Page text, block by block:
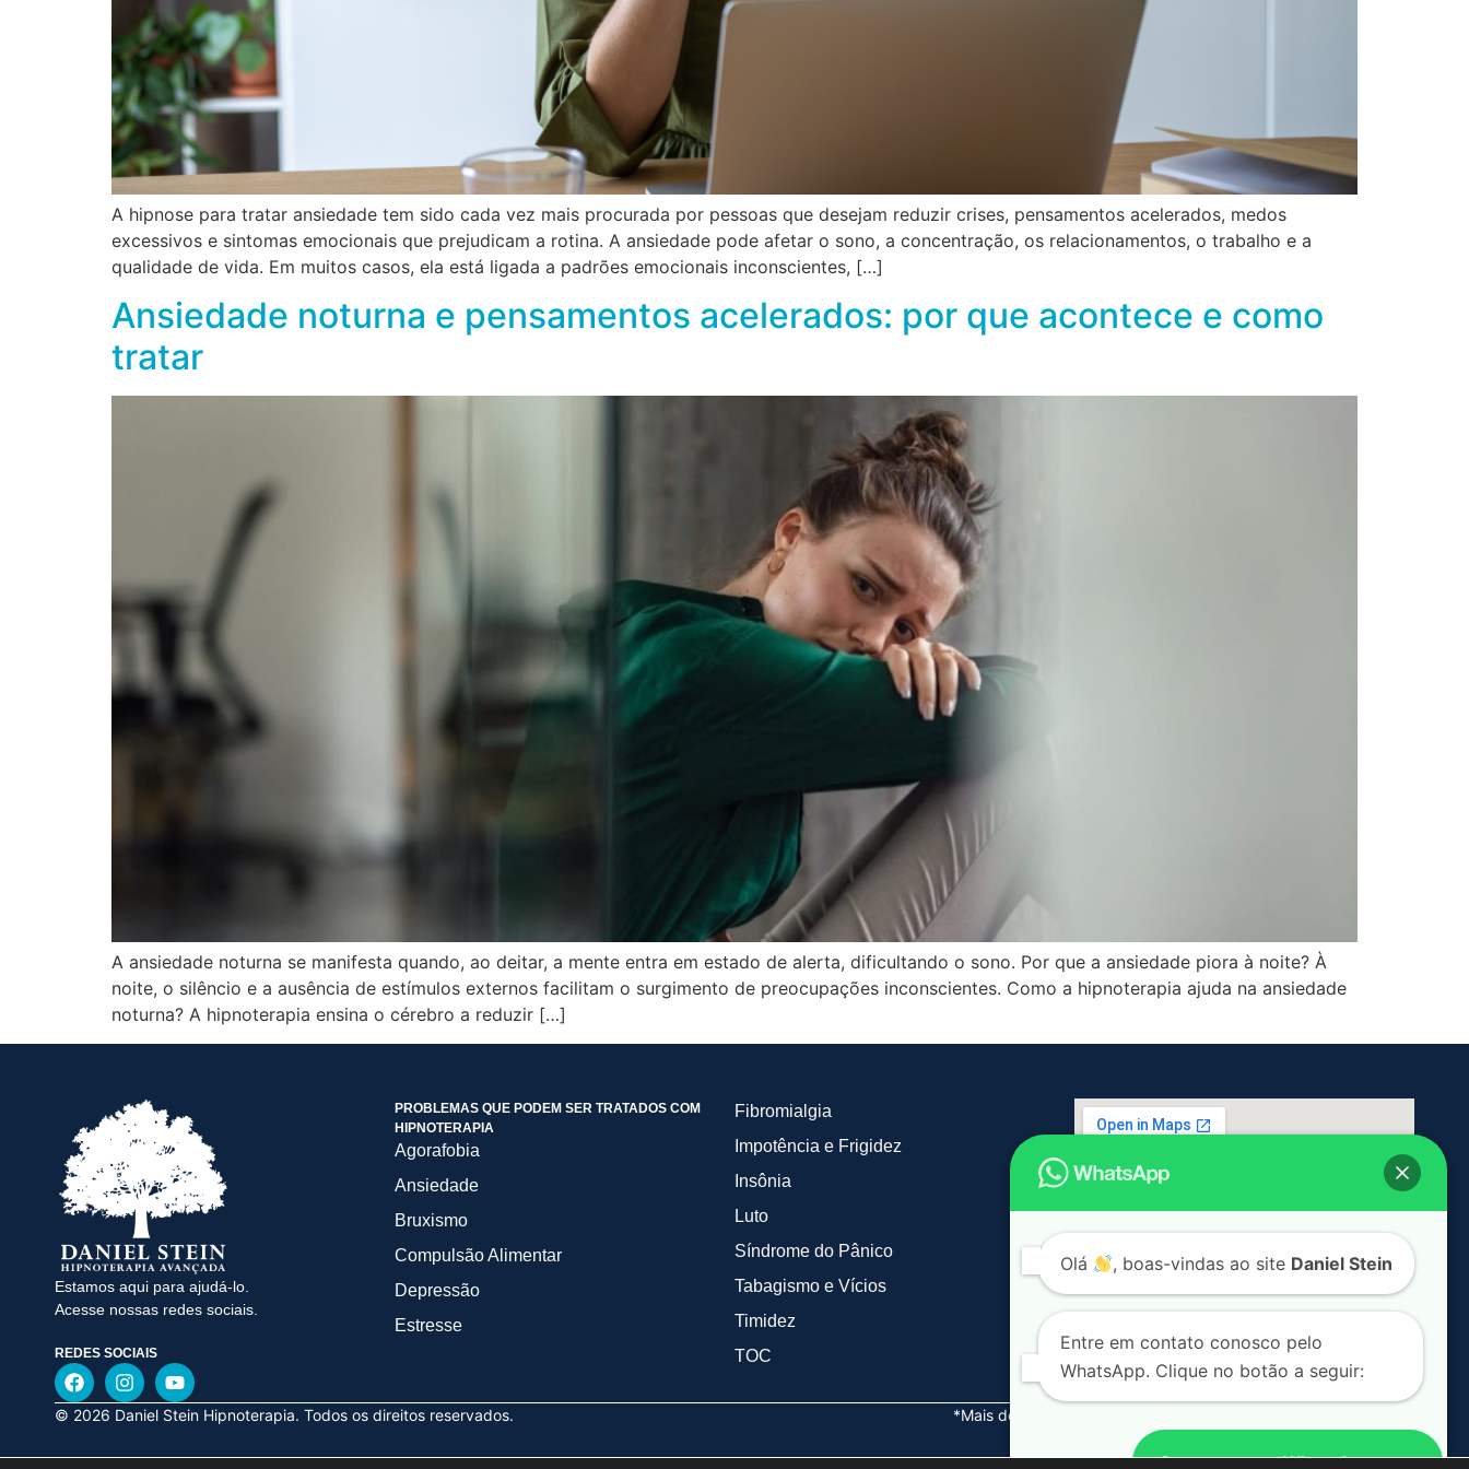
A hipnose para tratar ansiedade tem sido cada vez mais procurada por pessoas que desejam reduzir crises, pensamentos acelerados, medos
excessivos e sintomas emocionais que prejudicam a rotina. A ansiedade pode afetar o sono, a concentração, os relacionamentos, o trabalho e a
qualidade de vida. Em muitos casos, ela está ligada a padrões emocionais inconscientes, […]
Ansiedade noturna e pensamentos acelerados: por que acontece e como
tratar
A ansiedade noturna se manifesta quando, ao deitar, a mente entra em estado de alerta, dificultando o sono. Por que a ansiedade piora à noite? À
noite, o silêncio e a ausência de estímulos externos facilitam o surgimento de preocupações inconscientes. Como a hipnoterapia ajuda na ansiedade
noturna? A hipnoterapia ensina o cérebro a reduzir […]
Estamos aqui para ajudá-lo.
Acesse nossas redes sociais.
REDES SOCIAIS
PROBLEMAS QUE PODEM SER TRATADOS COM
HIPNOTERAPIA
Agorafobia
Ansiedade
Bruxismo
Compulsão Alimentar
Depressão
Estresse
Fibromialgia
Impotência e Frigidez
Insônia
Luto
Síndrome do Pânico
Tabagismo e Vícios
Timidez
TOC
© 2026 Daniel Stein Hipnoterapia. Todos os direitos reservados. *Mais de 90% dos casos são resolvidos em média em 2 sessões.
Olá , boas-vindas ao site Daniel Stein
Entre em contato conosco pelo
WhatsApp. Clique no botão a seguir:
Conversar por WhatsApp